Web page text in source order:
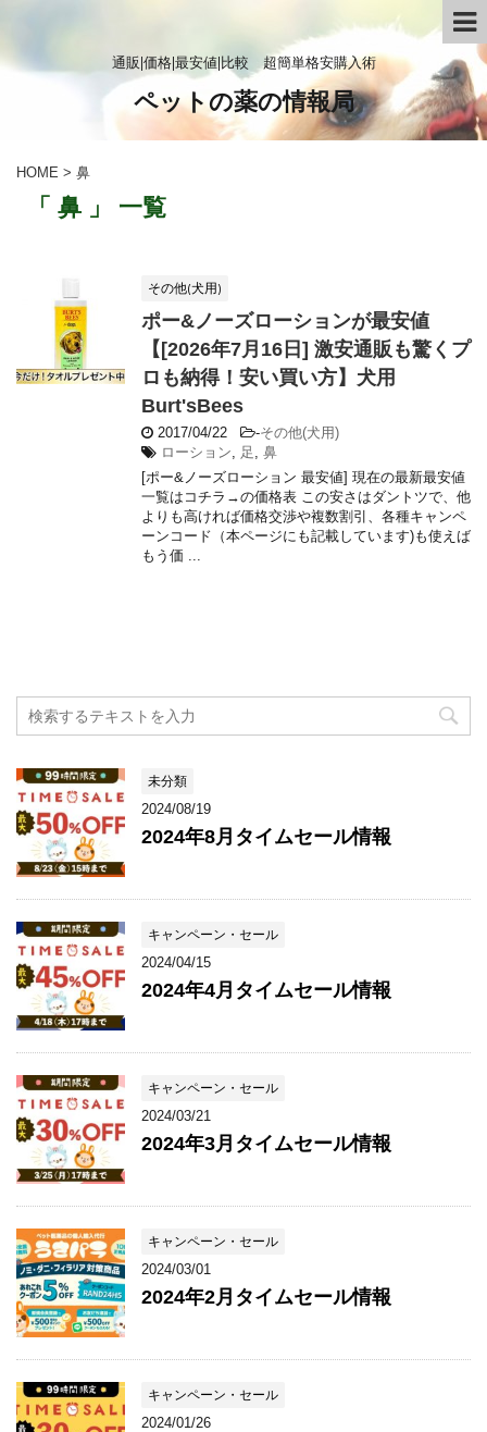
通販|価格|最安値|比較 超簡単格安購入術
ペットの薬の情報局
HOME > 鼻
「 鼻 」 一覧
その他(犬用)
ポー&ノーズローションが最安値
【[2026年7月16日] 激安通販も驚くプ
ロも納得！安い買い方】犬用
Burt'sBees
2017/04/22 -その他(犬用)
ローション, 足 , 鼻
[ポー&ノーズローション 最安値] 現在の最新最安値
一覧はコチラ→の価格表 この安さはダントツで、他
よりも高ければ価格交渉や複数割引、各種キャンペ
ーンコード（本ページにも記載しています)も使えば
もう価 ...
未分類
2024/08/19
2024年8月タイムセール情報
キャンペーン・セール
2024/04/15
2024年4月タイムセール情報
キャンペーン・セール
2024/03/21
2024年3月タイムセール情報
キャンペーン・セール
2024/03/01
2024年2月タイムセール情報
キャンペーン・セール
2024/01/26